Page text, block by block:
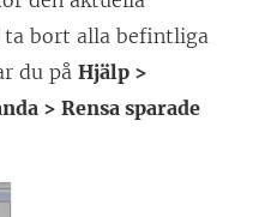
ta bort alla befintliga
du på Hjälp >
> Rensa sparade